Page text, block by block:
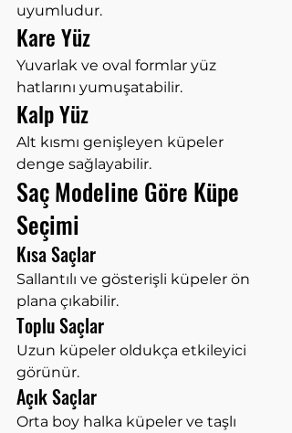
uyumludur.
Kare Yüz
Yuvarlak ve oval formlar yüz
hatlarını yumuşatabilir.
Kalp Yüz
Alt kısmı genişleyen küpeler
denge sağlayabilir.
Saç Modeline Göre Küpe
Seçimi
Kısa Saçlar
Sallantılı ve gösterişli küpeler ön
plana çıkabilir.
Toplu Saçlar
Uzun küpeler oldukça etkileyici
görünür.
Açık Saçlar
Orta boy halka küpeler ve taşlı